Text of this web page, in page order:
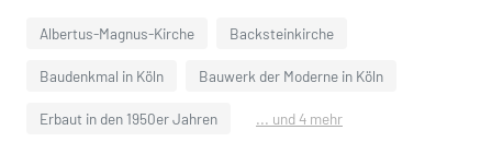
Albertus-Magnus-Kirche Backsteinkirche
Baudenkmal in Köln Bauwerk der Moderne in Köln
Erbaut in den 1950er Jahren ... und 4 mehr